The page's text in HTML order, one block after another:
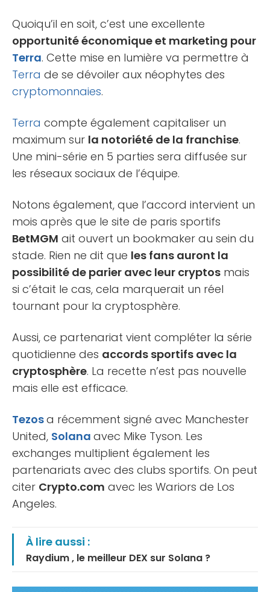
Quoiqu’il en soit, c’est une excellente
opportunité économique et marketing pour
Terra. Cette mise en lumière va permettre à
Terra de se dévoiler aux néophytes des
cryptomonnaies.
Terra compte également capitaliser un
maximum sur la notoriété de la franchise.
Une mini-série en 5 parties sera diffusée sur
les réseaux sociaux de l’équipe.
Notons également, que l’accord intervient un
mois après que le site de paris sportifs
BetMGM ait ouvert un bookmaker au sein du
stade. Rien ne dit que les fans auront la
possibilité de parier avec leur cryptos mais
si c’était le cas, cela marquerait un réel
tournant pour la cryptosphère.
Aussi, ce partenariat vient compléter la série
quotidienne des accords sportifs avec la
cryptosphère. La recette n’est pas nouvelle
mais elle est efficace.
Tezosa récemment signé avec Manchester
United, Solana avec Mike Tyson. Les
exchanges multiplient également les
partenariats avec des clubs sportifs. On peut
citer Crypto.com avec les Wariors de Los
Angeles.
À lire aussi :
Raydium , le meilleur DEX sur Solana ?